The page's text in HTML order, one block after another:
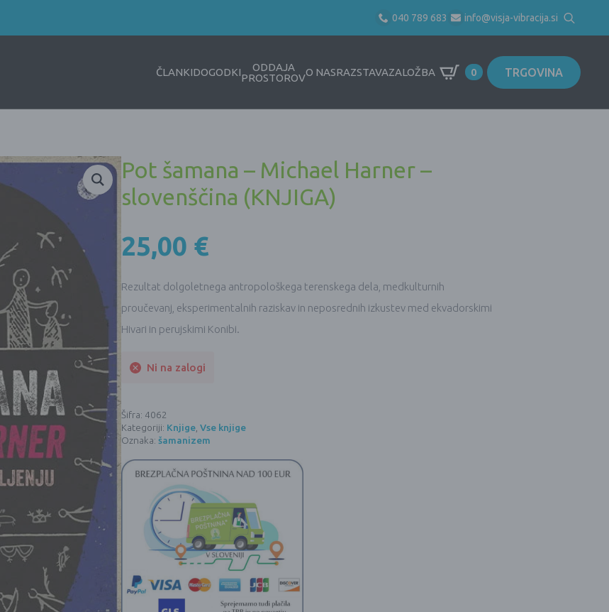
040 789 683 info@visja-vibracija.si
Search
for:
ČLANKIDOGODKI
ODDAJA
PROSTOROVO NASRAZSTAVAZALOŽBA 0 TRGOVINA
Pot šamana – Michael Harner –
slovenščina (KNJIGA)
25,00 €
Rezultat dolgoletnega antropološkega terenskega dela, medkulturnih
proučevanj, eksperimentalnih raziskav in neposrednih izkustev med ekvadorskimi
Hivari in perujskimi Konibi.
Ni na zalogi
Šifra: 4062
Kategoriji: Knjige, Vse knjige
Oznaka: šamanizem